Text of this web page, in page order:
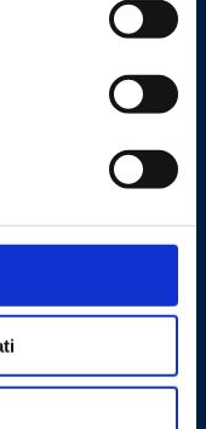
(VC) - ITALIEN
15